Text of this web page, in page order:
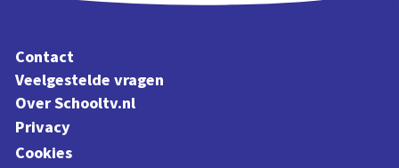
Contact
Veelgestelde vragen
Over Schooltv.nl
Privacy
Cookies